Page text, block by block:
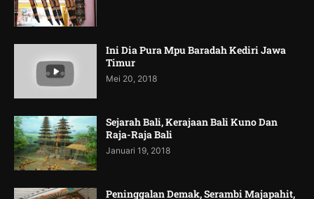
Ini Dia Pura Mpu Baradah Kediri Jawa
Timur
Mei 20, 2018
Sejarah Bali, Kerajaan Bali Kuno Dan
Raja-Raja Bali
Januari 19, 2018
Peninggalan Demak, Serambi Majapahit,